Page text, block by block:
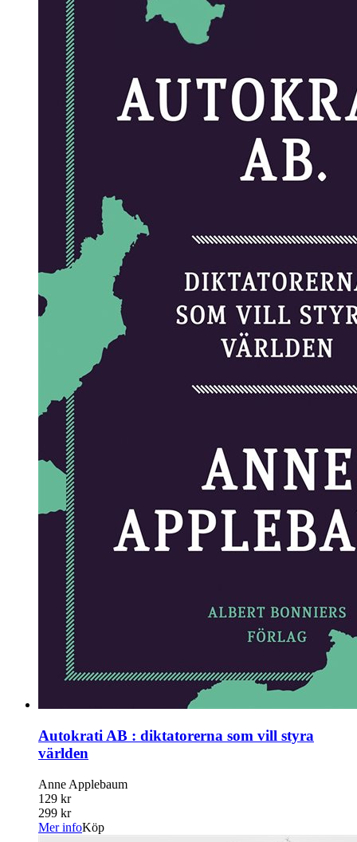
Autokrati AB : diktatorerna som vill styra
världen
Anne Applebaum
129 kr
299 kr
Mer infoKöp